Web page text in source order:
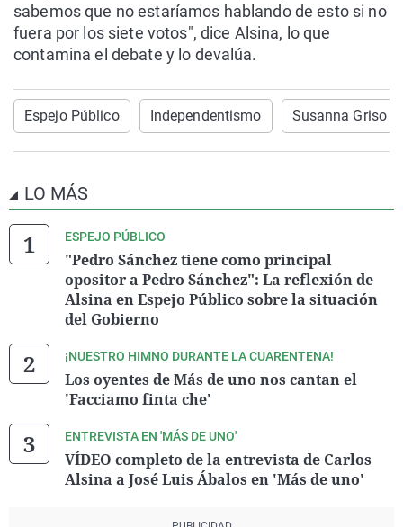
sabemos que no estaríamos hablando de esto si no
fuera por los siete votos", dice Alsina, lo que
contamina el debate y lo devalúa.
Espejo Público Independentismo Susanna Griso
LO MÁS
ESPEJO PÚBLICO
"Pedro Sánchez tiene como principal
opositor a Pedro Sánchez": La reflexión de
Alsina en Espejo Público sobre la situación
del Gobierno
¡NUESTRO HIMNO DURANTE LA CUARENTENA!
Los oyentes de Más de uno nos cantan el
'Facciamo finta che'
ENTREVISTA EN 'MÁS DE UNO'
VÍDEO completo de la entrevista de Carlos
Alsina a José Luis Ábalos en 'Más de uno'